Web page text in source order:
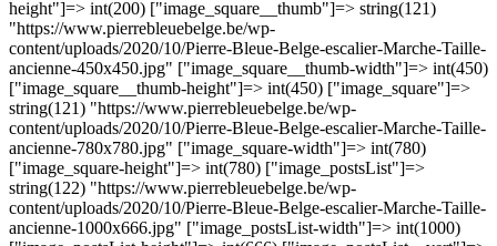
height"]=> int(200) ["image_square__thumb"]=> string(121)
"https://www.pierrebleuebelge.be/wp-
content/uploads/2020/10/Pierre-Bleue-Belge-escalier-Marche-Taille-
ancienne-450x450.jpg" ["image_square__thumb-width"]=> int(450)
["image_square__thumb-height"]=> int(450) ["image_square"]=>
string(121) "https://www.pierrebleuebelge.be/wp-
content/uploads/2020/10/Pierre-Bleue-Belge-escalier-Marche-Taille-
ancienne-780x780.jpg" ["image_square-width"]=> int(780)
["image_square-height"]=> int(780) ["image_postsList"]=>
string(122) "https://www.pierrebleuebelge.be/wp-
content/uploads/2020/10/Pierre-Bleue-Belge-escalier-Marche-Taille-
ancienne-1000x666.jpg" ["image_postsList-width"]=> int(1000)